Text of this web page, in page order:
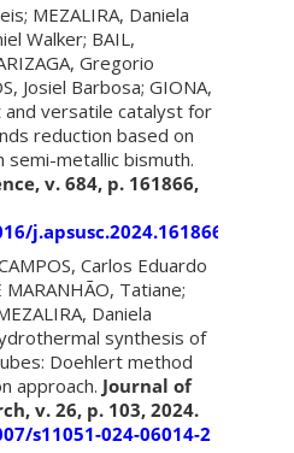
MEZALIRA, Daniela
Walker; BAIL,
Gregorio
Josiel Barbosa; GIONA,
and versatile catalyst for
reduction based on
metallic bismuth.
v. 684, p. 161866,
j.apsusc.2024.161866
Carlos Eduardo
MARANHÃO, Tatiane;
Daniela
synthesis of
Doehlert method
approach. Journal of
v. 26, p. 103, 2024.
s11051-024-06014-2